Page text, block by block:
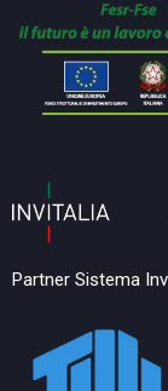
Partner Sistema